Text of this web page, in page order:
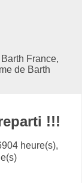
France,
de Barth
!!!
heure(s),